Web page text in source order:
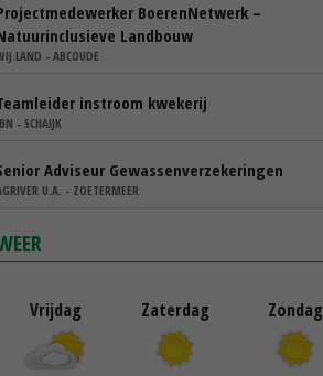
BoerenNetwerk –
Landbouw
- ABCOUDE
instroom kwekerij
- SCHAIJK
Adviseur Gewassenverzekeringen
U.A. - ZOETERMEER
Vrijdag Zaterdag Zondag